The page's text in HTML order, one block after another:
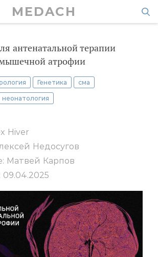
MEDACH
антенатальной терапии
атрофии
Генетика сма
неонатология
Hiver
Недосугов
Матвей Карпов